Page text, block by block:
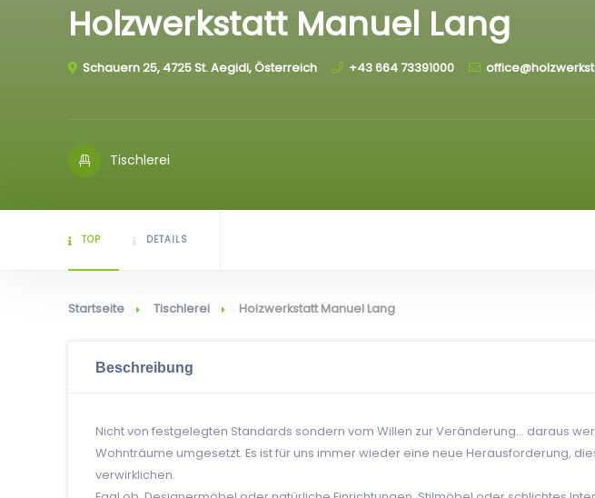
Holzwerkstatt Manuel Lang
Schauern 25, 4725 St. Aegidi, Österreich +43 664 73391000
Tischlerei
TOP DETAILS
Startseite Tischlerei Holzwerkstatt Manuel Lang
Beschreibung
Nicht von festgelegten Standards sondern vom Willen zur Veränderung… daraus
Wohnträume umgesetzt. Es ist für uns immer wieder eine neue Herausforderung,
verwirklichen.